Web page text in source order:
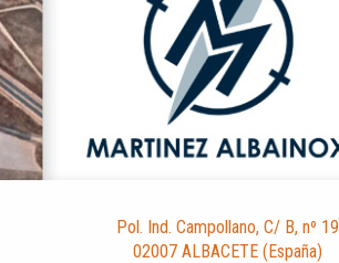
Pol. Ind. Campollano, C/ B, nº 19
02007 ALBACETE (España)